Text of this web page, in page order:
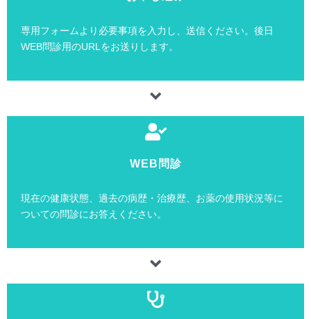
専用フォームより必要事項を入力し、送信ください。後日
WEB問診用のURLをお送りします。
WEB問診
現在の健康状態、過去の病歴・治療歴、お薬の使用状況等に
ついての問診にお答えください。